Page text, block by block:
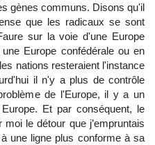
gènes communs. Disons qu'il
que les radicaux se sont
sur la voie d'une Europe
Europe confédérale ou en
nations resteraient l'instance
il n'y a plus de contrôle
de l'Europe, il y a un
Et par conséquent, le
le détour que j’empruntais
une ligne plus conforme à sa